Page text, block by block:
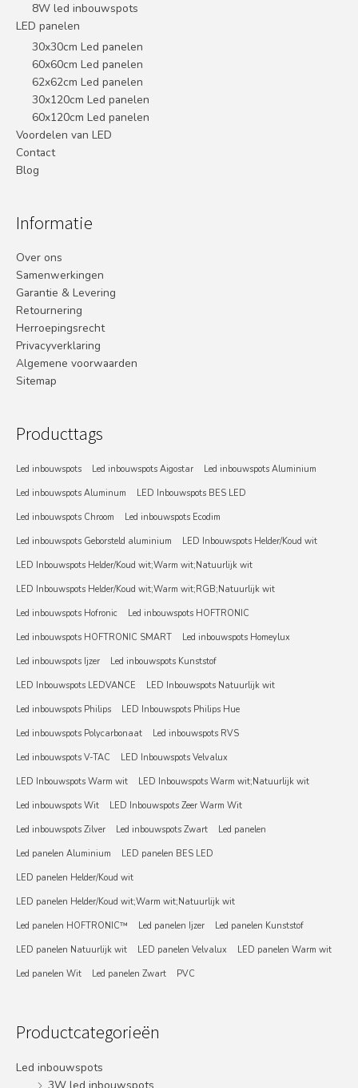
8W led inbouwspots
LED panelen
30x30cm Led panelen
60x60cm Led panelen
62x62cm Led panelen
30x120cm Led panelen
60x120cm Led panelen
Voordelen van LED
Contact
Blog
Informatie
Over ons
Samenwerkingen
Garantie & Levering
Retournering
Herroepingsrecht
Privacyverklaring
Algemene voorwaarden
Sitemap
Producttags
Led inbouwspots Led inbouwspots Aigostar
Led inbouwspots Aluminium
Led inbouwspots Aluminum
LED Inbouwspots BES LED
Led inbouwspots Chroom
Led inbouwspots Ecodim
Led inbouwspots Geborsteld aluminium
LED Inbouwspots Helder/Koud wit
LED Inbouwspots Helder/Koud wit;Warm wit;Natuurlijk wit
LED Inbouwspots Helder/Koud wit;Warm wit;RGB;Natuurlijk wit
Led inbouwspots Hofronic
Led inbouwspots HOFTRONIC
Led inbouwspots HOFTRONIC SMART
Led inbouwspots Homeylux
Led inbouwspots Ijzer
Led inbouwspots Kunststof
LED Inbouwspots LEDVANCE
LED Inbouwspots Natuurlijk wit
Led inbouwspots Philips
LED Inbouwspots Philips Hue
Led inbouwspots Polycarbonaat
Led inbouwspots RVS
Led inbouwspots V-TAC
LED Inbouwspots Velvalux
LED Inbouwspots Warm wit
LED Inbouwspots Warm wit;Natuurlijk wit
Led inbouwspots Wit
LED Inbouwspots Zeer Warm Wit
Led inbouwspots Zilver
Led inbouwspots Zwart
Led panelen
Led panelen Aluminium
LED panelen BES LED
LED panelen Helder/Koud wit
LED panelen Helder/Koud wit;Warm wit;Natuurlijk wit
Led panelen HOFTRONIC™
Led panelen Ijzer
Led panelen Kunststof
LED panelen Natuurlijk wit
LED panelen Velvalux
LED panelen Warm wit
Led panelen Wit
Led panelen Zwart PVC
Productcategorieën
Led inbouwspots